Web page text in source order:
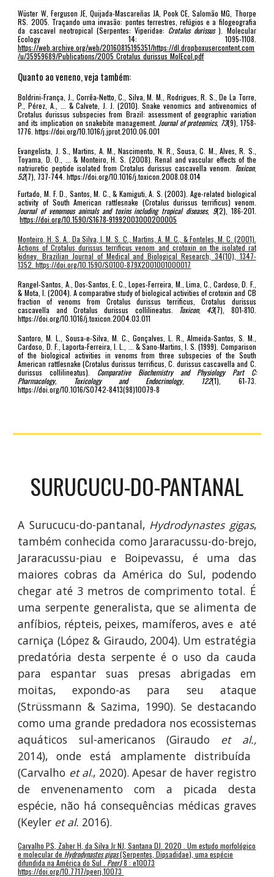
Wüster W, Ferguson JE, Quijada-Mascareñas JA, Pook CE, Salomão MG, Thorpe
RS. 2005. Traçando uma invasão: pontes terrestres, refúgios e a filogeografia
da cascavel neotropical (Serpentes: Viperidae: Crotalus durissus). Molecular
Ecology 14: 1095-1108.
https://web.archive.org/web/20160815195351/https://dl.dropboxusercontent.com
/u/35959689/Publications/2005_Crotalus_durissus_MolEcol.pdf
Quanto ao veneno, veja também:
Boldrini-França, J., Corrêa-Netto, C., Silva, M. M., Rodrigues, R. S., De La Torre,
P., Pérez, A., ... & Calvete, J. J. (2010). Snake venomics and antivenomics of
Crotalus durissus subspecies from Brazil: assessment of geographic variation
and its implication on snakebite management.Journal of proteomics, 73(9), 1758-
1776.https://doi.org/10.1016/j.jprot.2010.06.001
Evangelista, J. S., Martins, A. M., Nascimento, N. R., Sousa, C. M., Alves, R. S.,
Toyama, D. O., ... & Monteiro, H. S. (2008). Renal and vascular effects of the
natriuretic peptide isolated from Crotalus durissus cascavella venom. Toxicon,
52(7), 737-744. https://doi.org/10.1016/j.toxicon.2008.08.014
Furtado, M. F. D., Santos, M. C., & Kamiguti, A. S. (2003). Age-related biological
activity of South American rattlesnake (Crotalus durissus terrificus) venom.
Journal of venomous animals and toxins including tropical diseases, 9(2), 186-201.
https://doi.org/10.1590/S1678-91992003000200005
Monteiro, H. S. A., Da Silva, I. M. S. C., Martins, A. M. C., & Fonteles, M. C. (2001).
Actions of Crotalus durissus terrificus venom and crotoxin on the isolated rat
kidney. Brazilian Journal of Medical and Biological Research, 34(10), 1347-
1352. https://doi.org/10.1590/S0100-879X2001001000017
Rangel-Santos, A., Dos-Santos, E. C., Lopes-Ferreira, M., Lima, C., Cardoso, D. F.,
& Mota, I. (2004). A comparative study of biological activities of crotoxin and CB
fraction of venoms from Crotalus durissus terrificus, Crotalus durissus
cascavella and Crotalus durissus collilineatus.
Toxicon, 43(7), 801-810.
https://doi.org/10.1016/j.toxicon.2004.03.011
Santoro, M. L., Sousa-e-Silva, M. C., Gonçalves, L. R., Almeida-Santos, S. M.,
Cardoso, D. F., Laporta-Ferreira, I. L., ... & Sano-Martins, I. S. (1999). Comparison
of the biological activities in venoms from three subspecies of the South
American rattlesnake (Crotalus durissus terrificus, C. durissus cascavella and C.
durissus collilineatus). Comparative Biochemistry and Physiology Part C:
Pharmacology, Toxicology and Endocrinology, 122(1), 61-73.
https://doi.org/10.1016/S0742-8413(98)10079-8
SURUCUCU-DO-PANTANAL
A Surucucu-do-pantanal, Hydrodynastes gigas,
também conhecida como Jararacussu-do-brejo,
Jararacussu-piau e Boipevassu, é uma das
maiores cobras da América do Sul, podendo
chegar até 3 metros de comprimento total. É
uma serpente generalista, que se alimenta de
anfíbios, répteis, peixes, mamíferos, aves e até
carniça (López & Giraudo, 2004). Um estratégia
predatória desta serpente é o uso da cauda
para espantar suas presas abrigadas em
moitas, expondo-as para seu ataque
(Strüssmann & Sazima, 1990). Se destacando
como uma grande predadora nos ecossistemas
aquáticos sul-americanos (Giraudo et al.,
2014), onde está amplamente distribuída
(Carvalho et al., 2020). Apesar de haver registro
de envenenamento com a picada desta
espécie, não há consequências médicas graves
(Keyler et al. 2016).
Carvalho PS, Zaher H, da Silva Jr NJ, Santana DJ. 2020 . Um estudo morfológico
e molecular de Hydrodynastes gigas(Serpentes, Dipsadidae), uma espécie
difundida na América do Sul .PeerJ8 : e10073
https://doi.org/10.7717/peerj.10073